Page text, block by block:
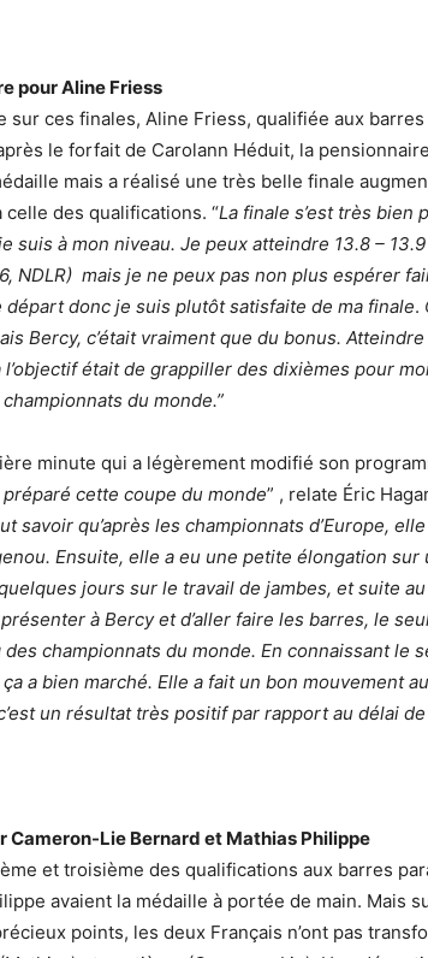
pour Aline Friess
sur ces finales, Aline Friess, qualifiée aux
le forfait de Carolann Héduit, la
mais a réalisé une très belle finale
des qualifications. “La finale s’est très bien
suis à mon niveau. Je peux atteindre 13.8 –
NDLR) mais je ne peux pas non plus espérer
départ donc je suis plutôt satisfaite de ma finale.
Bercy, c’était vraiment que du bonus. Atteindre
était de grappiller des dixièmes pour
du monde.”
minute qui a légèrement modifié son
préparé cette coupe du monde” , relate Éric
savoir qu’après les championnats d’Europe,
Ensuite, elle a eu une petite élongation sur
jours sur le travail de jambes, et suite
à Bercy et d’aller faire les barres, le
championnats du monde. En connaissant le
ça a bien marché. Elle a fait un bon mouvement
un résultat très positif par rapport au délai
Cameron-Lie Bernard et Mathias Philippe
et troisième des qualifications aux barres
avaient la médaille à portée de main. Mais
points, les deux Français n’ont pas